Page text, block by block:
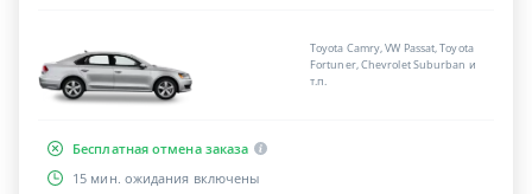
Toyota Camry, VW Passat, Toyota
Fortuner, Chevrolet Suburban и
т.п.
Бесплатная отмена заказа
15 мин. ожидания включены